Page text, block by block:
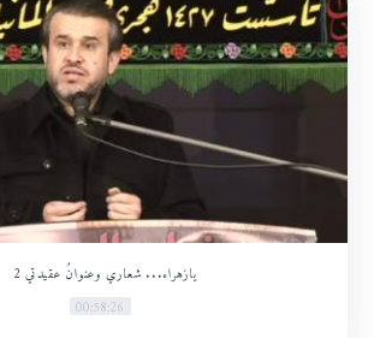
يازهراء... شعاري وعنوانُ عقيدتي 2
00:58:26